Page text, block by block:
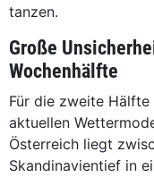
tanzen.
Große
Wochenhälfte
Für die zweite
aktuellen
Österreich liegt
Skandinavientief in